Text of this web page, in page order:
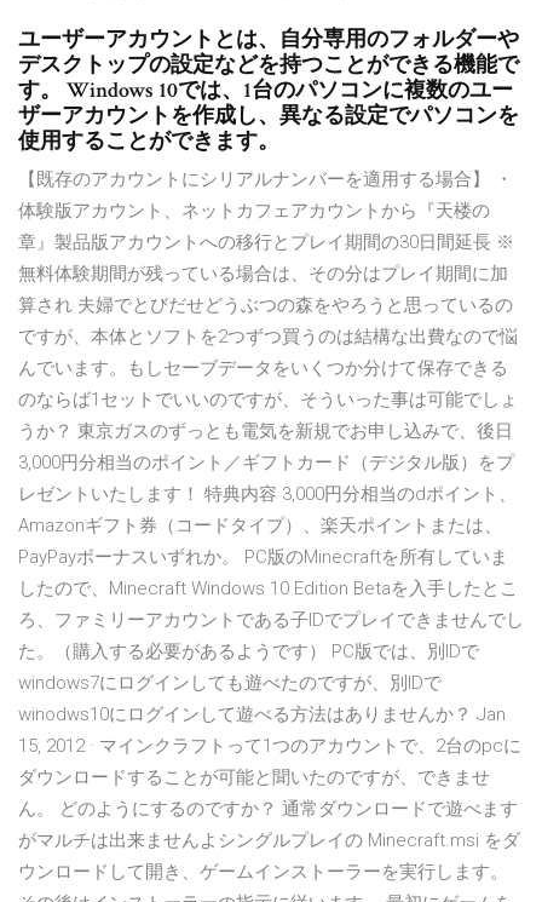
ユーザーアカウントとは、自分専用のフォルダーや
デスクトップの設定などを持つことができる機能で
す。 Windows 10では、1台のパソコンに複数のユー
ザーアカウントを作成し、異なる設定でパソコンを
使用することができます。
【既存のアカウントにシリアルナンバーを適用する場合】 ・
体験版アカウント、ネットカフェアカウントから『天楼の
章』製品版アカウントへの移行とプレイ期間の30日間延長 ※
無料体験期間が残っている場合は、その分はプレイ期間に加
算され 夫婦でとびだせどうぶつの森をやろうと思っているの
ですが、本体とソフトを2つずつ買うのは結構な出費なので悩
んでいます。もしセーブデータをいくつか分けて保存できる
のならば1セットでいいのですが、そういった事は可能でしょ
うか？ 東京ガスのずっとも電気を新規でお申し込みで、後日
3,000円分相当のポイント／ギフトカード（デジタル版）をプ
レゼントいたします！ 特典内容 3,000円分相当のdポイント、
Amazonギフト券（コードタイプ）、楽天ポイントまたは、
PayPayボーナスいずれか。 PC版のMinecraftを所有していま
したので、Minecraft Windows 10 Edition Betaを入手したとこ
ろ、ファミリーアカウントである子IDでプレイできませんでし
た。（購入する必要があるようです） PC版では、別IDで
windows7にログインしても遊べたのですが、別IDで
winodws10にログインして遊べる方法はありませんか？ Jan
15, 2012 · マインクラフトって1つのアカウントで、2台のpcに
ダウンロードすることが可能と聞いたのですが、できませ
ん。 どのようにするのですか？ 通常ダウンロードで遊べます
がマルチは出来ませんよシングルプレイの Minecraft.msi をダ
ウンロードして開き、ゲームインストーラーを実行します。